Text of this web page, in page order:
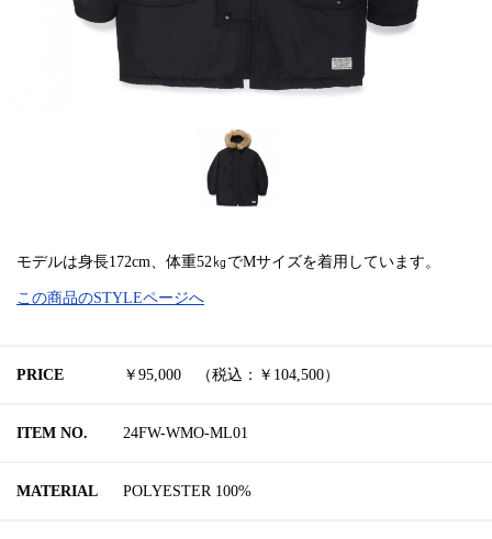
モデルは身長172cm、体重52㎏でMサイズを着用しています。
この商品のSTYLEページへ
PRICE ￥95,000 （税込：￥104,500）
ITEM NO. 24FW-WMO-ML01
MATERIAL POLYESTER 100%